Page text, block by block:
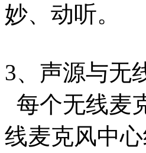
妙、动听。
3、声源与无
每个无线麦
线麦克风中